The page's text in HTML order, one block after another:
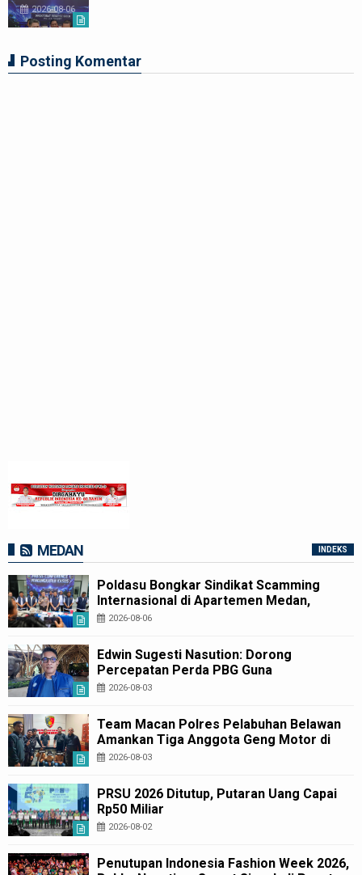
2026-08-06
Posting Komentar
MEDAN INDEKS
Poldasu Bongkar Sindikat Scamming
Internasional di Apartemen Medan,
Korban Rugi Rp6,7 Miliar
2026-08-06
Edwin Sugesti Nasution: Dorong
Percepatan Perda PBG Guna
Penyederhanaan Layanan Cepat dan
2026-08-03
Team Macan Polres Pelabuhan Belawan
Amankan Tiga Anggota Geng Motor di
Marelan Pasar 9
2026-08-03
PRSU 2026 Ditutup, Putaran Uang Capai
Rp50 Miliar
2026-08-02
Penutupan Indonesia Fashion Week 2026,